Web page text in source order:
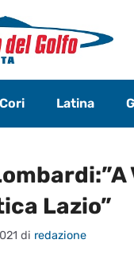
Cori Latina
Lazio”
di redazione